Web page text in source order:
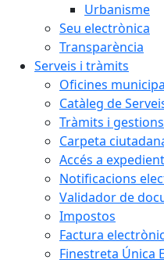
Urbanisme
Seu electrònica
Transparència
Serveis i tràmits
Oficines
Catàleg de
Tràmits i gestions
Carpeta
Accés a
Notificacions
Validador de
Impostos
Factura
Finestreta Única